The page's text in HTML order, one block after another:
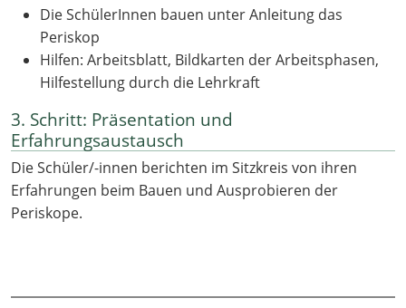
Die SchülerInnen bauen unter Anleitung das
Periskop
Hilfen: Arbeitsblatt, Bildkarten der Arbeitsphasen,
Hilfestellung durch die Lehrkraft
3. Schritt: Präsentation und
Erfahrungsaustausch
Die Schüler/-innen berichten im Sitzkreis von ihren
Erfahrungen beim Bauen und Ausprobieren der
Periskope.